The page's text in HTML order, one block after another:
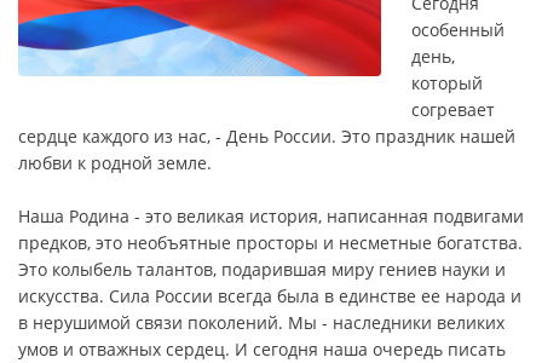
особенный
день,
который
согревает
сердце каждого из нас, - День России. Это праздник нашей
любви к родной земле.
Наша Родина - это великая история, написанная подвигами
предков, это необъятные просторы и несметные богатства.
Это колыбель талантов, подарившая миру гениев науки и
искусства. Сила России всегда была в единстве ее народа и
в нерушимой связи поколений. Мы - наследники великих
умов и отважных сердец. И сегодня наша очередь писать